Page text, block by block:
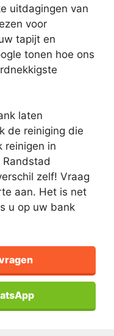
uitdagingen van
voor
tapijt en
tonen hoe ons
laten
de reiniging die
reinigen in
zelf! Vraag
aan. Het is net
u op uw bank